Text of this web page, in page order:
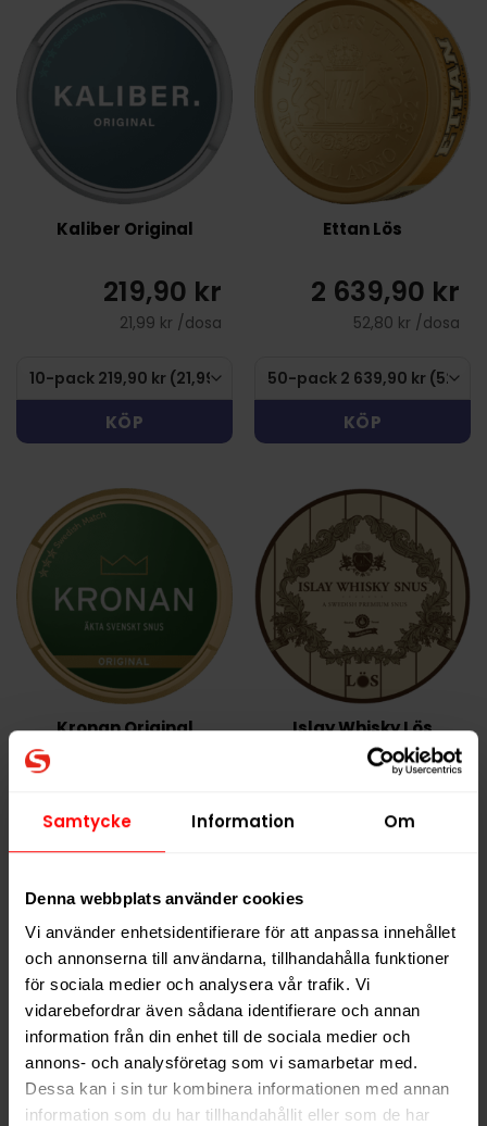
Samtycke Information Om
Denna webbplats använder cookies
Vi använder enhetsidentifierare för att anpassa innehållet
och annonserna till användarna, tillhandahålla funktioner
för sociala medier och analysera vår trafik. Vi
vidarebefordrar även sådana identifierare och annan
information från din enhet till de sociala medier och
annons- och analysföretag som vi samarbetar med.
Dessa kan i sin tur kombinera informationen med annan
information som du har tillhandahållit eller som de har
Kaliber Original
219,90 kr
21,99 kr /dosa
KÖP
Ettan Lös
2 639,90 kr
52,80 kr /dosa
KÖP
Kronan Original
27,99 kr /dosa
KÖP
Islay Whisky Lös
69,99 kr /dosa